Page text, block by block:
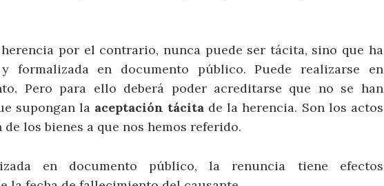
por el contrario, nunca puede ser tácita, sino que ha
formalizada en documento público. Puede realizarse en
Pero para ello deberá poder acreditarse que no se han
supongan la aceptación tácita de la herencia. Son los actos
los bienes a que nos hemos referido.
en documento público, la renuncia tiene efectos